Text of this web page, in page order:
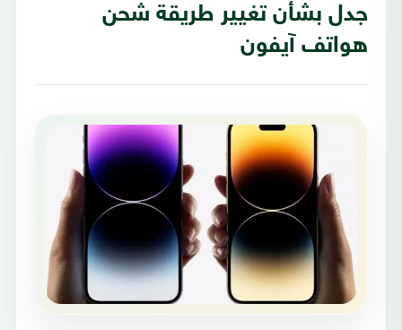
جدل بشأن تغيير طريقة شحن
هواتف آيفون